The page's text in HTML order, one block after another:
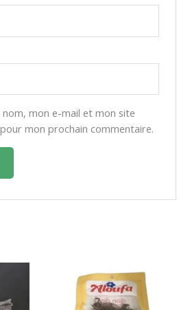
mon e-mail et mon site
mon prochain commentaire.